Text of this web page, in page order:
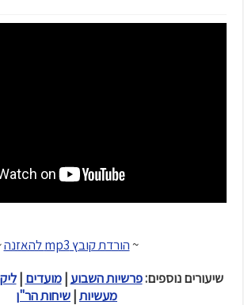
~ הורדת קובץ mp3 להאזנה
שיעורים נוספים:פרשיות השבוע|מועדים |
מעשיות|שיחות הר"ן